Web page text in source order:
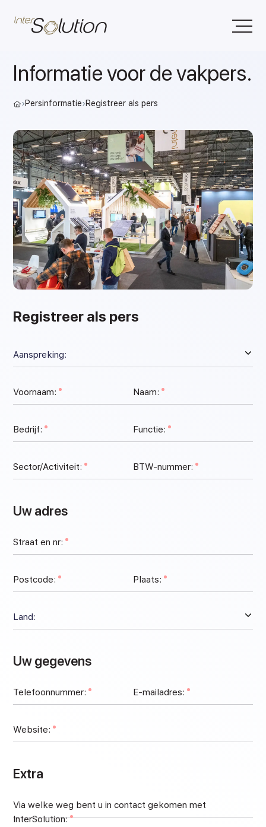
Informatie voor de vakpers.
›Persinformatie›Registreer als pers
Registreer als pers
Voornaam: Naam:
Bedrijf: Functie:
Sector/Activiteit: BTW-nummer:
Uw adres
Straat en nr:
Postcode: Plaats:
Uw gegevens
Telefoonnummer: E-mailadres:
Website:
Extra
Via welke weg bent u in contact gekomen met
InterSolution: